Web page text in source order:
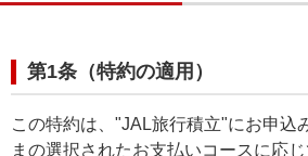
第1条（特約の適用）
この特約は、"JAL旅行積立"にお申込
まの選択されたお支払いコースに応